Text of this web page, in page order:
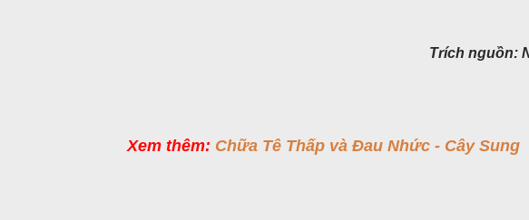
Trích nguồn:
Xem thêm: Chữa Tê Thấp và Đau Nhức - Cây Sung